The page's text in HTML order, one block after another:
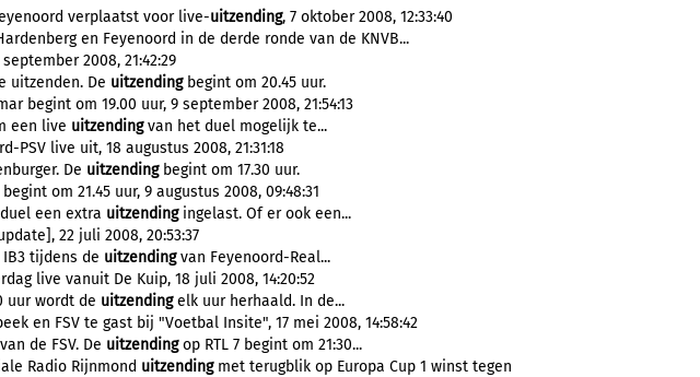
verplaatst voor live-uitzending, 7 oktober 2008, 12:33:40
en Feyenoord in de derde ronde van de KNVB...
2008, 21:42:29
uitzenden. De uitzendingbegint om 20.45 uur.
begint om 19.00 uur, 9 september 2008, 21:54:13
een live uitzendingvan het duel mogelijk te...
PSV live uit, 18 augustus 2008, 21:31:18
De uitzendingbegint om 17.30 uur.
om 21.45 uur, 9 augustus 2008, 09:48:31
een extra uitzendingingelast. Of er ook een...
22 juli 2008, 20:53:37
tijdens de uitzendingvan Feyenoord-Real...
live vanuit De Kuip, 18 juli 2008, 14:20:52
uur wordt de uitzendingelk uur herhaald. In de...
en FSV te gast bij "Voetbal Insite", 17 mei 2008, 14:58:42
de FSV. De uitzendingop RTL 7 begint om 21:30...
Radio Rijnmond uitzendingmet terugblik op Europa Cup 1 winst tegen